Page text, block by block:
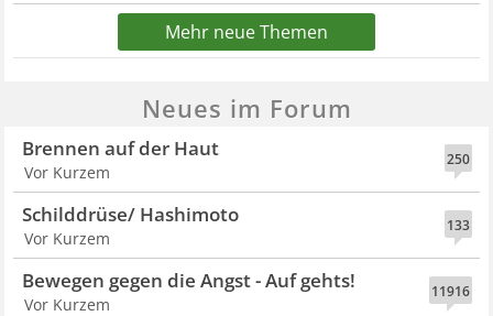
Mehr neue Themen
Neues im Forum
250
Brennen auf der Haut
Vor Kurzem
133
Schilddrüse/ Hashimoto
Vor Kurzem
11916
Bewegen gegen die Angst - Auf gehts!
Vor Kurzem